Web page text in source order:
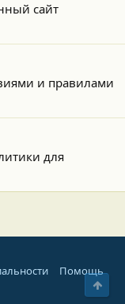
сайт
и правилами
для
Помощь